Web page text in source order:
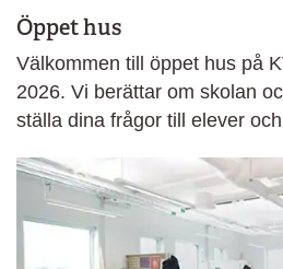
Öppet hus
Välkommen till öppet hus på
2026. Vi berättar om skolan
ställa dina frågor till elever